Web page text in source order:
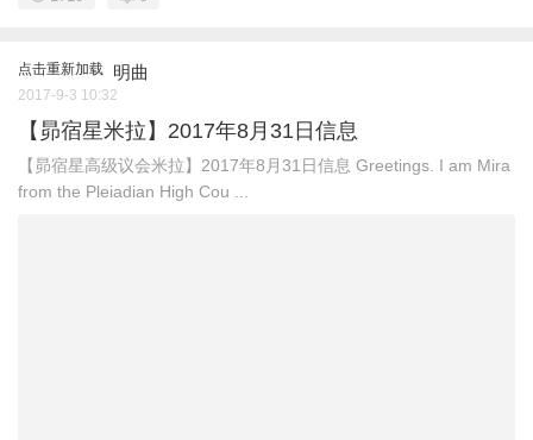
点击重新加载 明曲
2017-9-3 10:32
【昴宿星米拉】2017年8月31日信息
【昴宿星高级议会米拉】2017年8月31日信息 Greetings. I am Mira
from the Pleiadian High Cou ...